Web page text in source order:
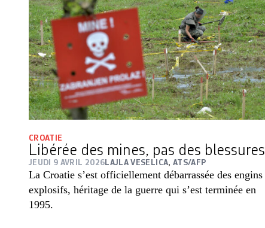
CROATIE
Libérée des mines, pas des blessures
JEUDI 9 AVRIL 2026 LAJLA VESELICA, ATS/AFP
La Croatie s’est officiellement débarrassée des engins
explosifs, héritage de la guerre qui s’est terminée en
1995.